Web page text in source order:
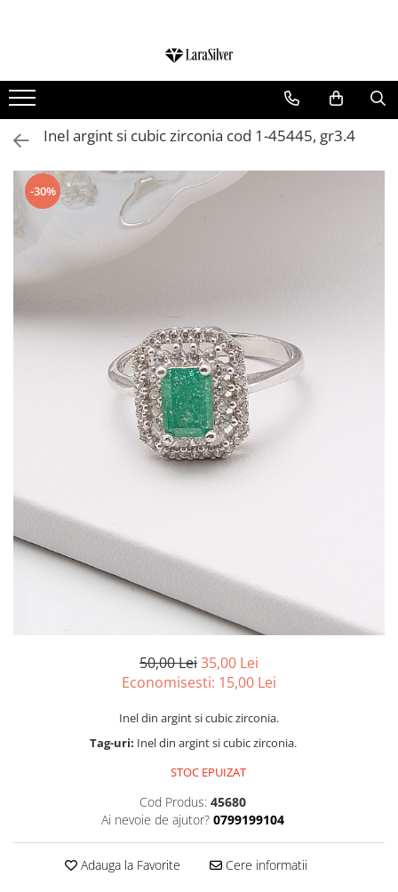
CERCEI ARGINT
BRATARI ARGINT
COLIERE ARGINT
LANTISOARE ARGINT
CRUCIULITE SI ICONITE ARGINT
PANDANTIVE ARGINT
BIJUTERII ARGINT PENTRU COPII
BIJUTERII ARGINT PENTRU BARBATI
marimea 51
marimea 52
marimea 53
marimea 66
Inel argint si cubic zirconia cod 1-45445, gr3.4
-30%
50,00 Lei35,00 Lei
Economisesti: 15,00 Lei
Inel din argint si cubic zirconia.
Tag-uri: Inel din argint si cubic zirconia.
STOC EPUIZAT
Cod Produs: 45680
Ai nevoie de ajutor? 0799199104
Adauga la Favorite Cere informatii